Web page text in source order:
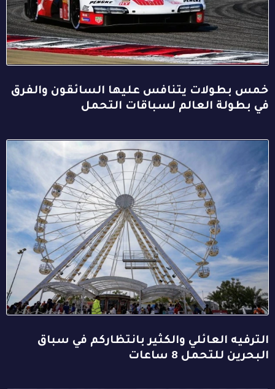
خمس بطولات يتنافس عليها السائقون والفرق
في بطولة العالم لسباقات التحمل
الترفيه العائلي والكثير بانتظاركم في سباق
البحرين للتحمل 8 ساعات